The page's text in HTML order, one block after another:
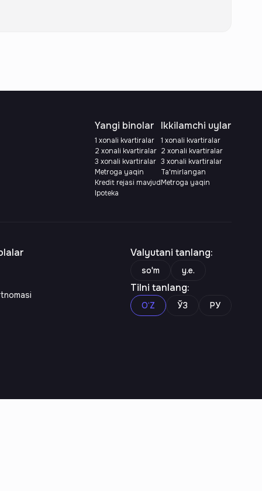
Yangi binolar
1 xonali kvartiralar
2 xonali kvartiralar
3 xonali kvartiralar
Metroga yaqin
Kredit rejasi mavjud
Ipoteka
Ikkilamchi uylar
1 xonali kvartiralar
2 xonali kvartiralar
3 xonali kvartiralar
Ta'mirlangan
Metroga yaqin
Valyutani tanlang:
so'm y.e.
Tilni tanlang:
O‘Z ЎЗ РУ